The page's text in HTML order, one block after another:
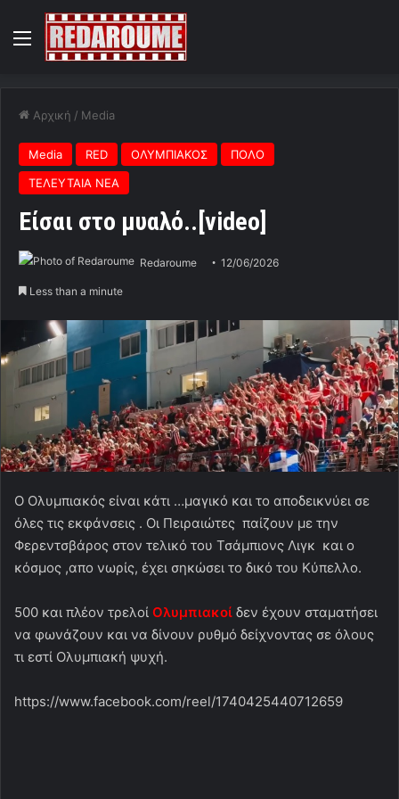
Menu
Αρχική / Media
Media RED ΟΛΥΜΠΙΑΚΟΣ
ΠΟΛΟ
ΤΕΛΕΥΤΑΙΑ ΝΕΑ
Είσαι στο μυαλό..[video]
Redaroume 12/06/2026
Less than a minute
O Ολυμπιακός είναι κάτι …μαγικό και το αποδεικνύει σε
όλες τις εκφάνσεις . Οι Πειραιώτες παίζουν με την
Φερεντσβάρος στον τελικό του Τσάμπιονς Λιγκ και ο
κόσμος ,απο νωρίς, έχει σηκώσει το δικό του Κύπελλο.
500 και πλέον τρελοί Ολυμπιακοί δεν έχουν σταματήσει
να φωνάζουν και να δίνουν ρυθμό δείχνοντας σε όλους
τι εστί Ολυμπιακή ψυχή.
https://www.facebook.com/reel/1740425440712659